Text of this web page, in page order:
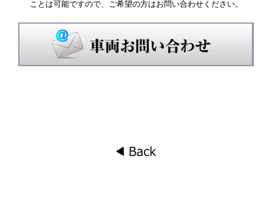
ことは可能ですので、ご希望の方はお問い合わせください。